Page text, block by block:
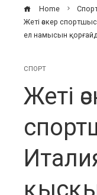
Home
Жеті әскер
ел намысын
СПОРТ
Жеті